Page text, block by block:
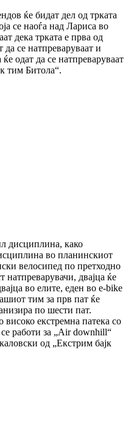
ќе бидат дел од трката
се наоѓа над Лариса во
дека трката е прва од
се натпреваруваат и
одат да се натпреваруваат
тим Битола“.
дисциплина, како
во планинскиот
велосипед по претходно
натпреварувачи, двајца ќе
во елите, еден во e-bike
тим за прв пат ќе
по шести пат.
екстремна патека со
работи за „Air downhill“
од „Екстрим бајк